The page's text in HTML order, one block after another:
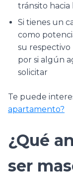
tránsito hacia
Si tienes un
como
su respectivo
por si algún
solicitar
Te puede
apartamento?
¿Qué
ser